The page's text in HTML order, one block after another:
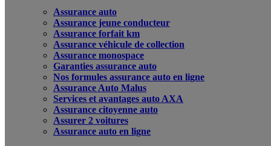
Assurance auto
Assurance jeune conducteur
Assurance forfait km
Assurance véhicule de collection
Assurance monospace
Garanties assurance auto
Nos formules assurance auto en ligne
Assurance Auto Malus
Services et avantages auto AXA
Assurance citoyenne auto
Assurer 2 voitures
Assurance auto en ligne